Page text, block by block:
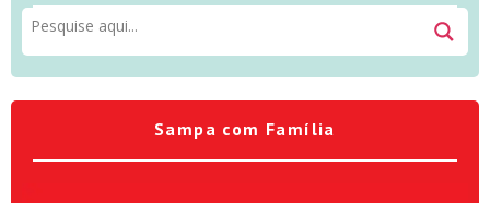
Sampa com Família